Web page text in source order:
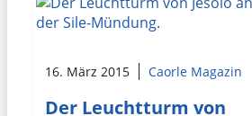
16. März 2015 Caorle Magazin
Der Leuchtturm von